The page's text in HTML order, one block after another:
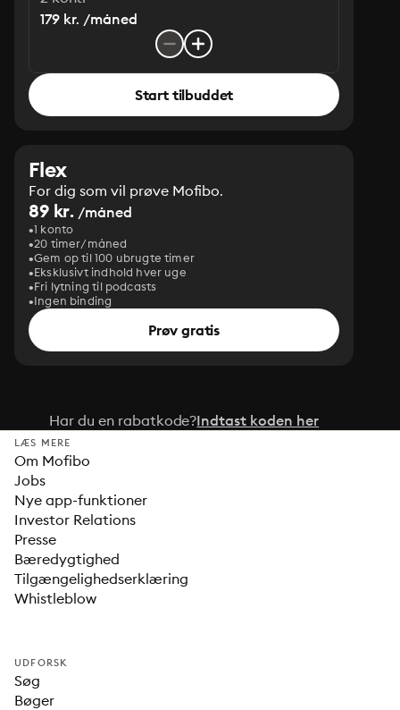
179 kr. /måned
Start tilbuddet
Flex
For dig som vil prøve Mofibo.
89 kr. /måned
1 konto
20 timer/måned
Gem op til 100 ubrugte timer
Eksklusivt indhold hver uge
Fri lytning til podcasts
Ingen binding
Prøv gratis
Har du en rabatkode?Indtast koden her
LÆS MERE
Om Mofibo
Jobs
Nye app-funktioner
Investor Relations
Presse
Bæredygtighed
Tilgængelighedserklæring
Whistleblow
UDFORSK
Søg
Bøger